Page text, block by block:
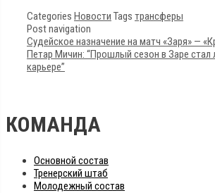
Categories Новости Tags трансферы
Post navigation
Судейское назначение на матч «Заря» —
Петар Мичин: “Прошлый сезон в Заре стал
карьере”
КОМАНДА
Основной состав
Тренерский штаб
Молодежный состав